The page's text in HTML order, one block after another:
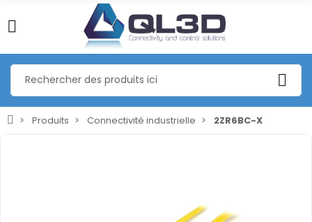
Produits Connectivité industrielle 2ZR6BC-X